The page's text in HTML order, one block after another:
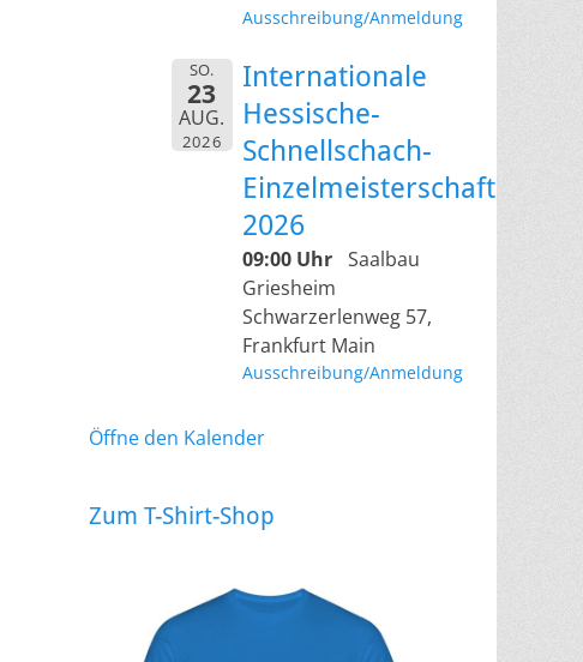
Ausschreibung/Anmeldung
SO.
23
AUG.
2026
Internationale
Hessische-
Schnellschach-
Einzelmeisterschaft
2026
09:00 Uhr Saalbau
Griesheim
Schwarzerlenweg 57,
Frankfurt Main
Ausschreibung/Anmeldung
Öffne den Kalender
Zum T-Shirt-Shop